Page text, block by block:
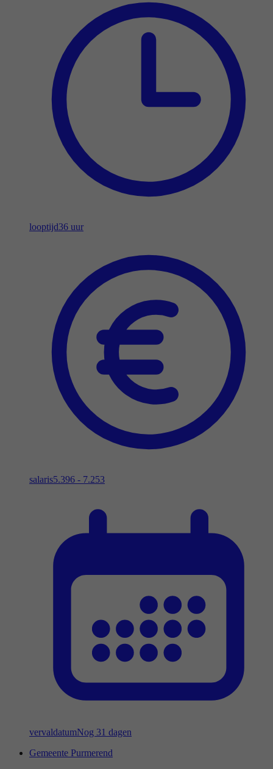
looptijd36 uur
salaris5.396 - 7.253
vervaldatumNog 31 dagen
Gemeente Purmerend